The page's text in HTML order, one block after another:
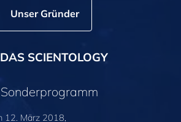
Unser Gründer
SCIENTOLOGY
12. März 2018,